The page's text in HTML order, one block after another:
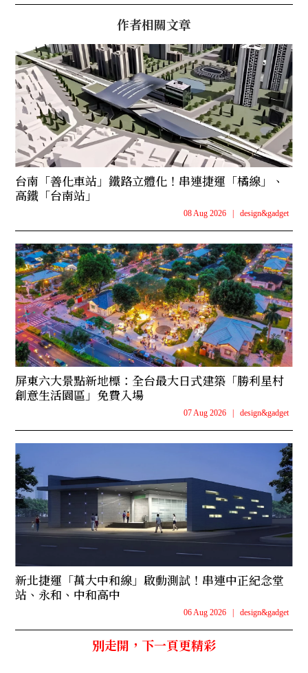
作者相關文章
台南「善化車站」鐵路立體化！串連捷運「橘線」、
高鐵「台南站」
08 Aug 2026 design&gadget
屏東六大景點新地標：全台最大日式建築「勝利星村
創意生活園區」免費入場
07 Aug 2026 design&gadget
新北捷運「萬大中和線」啟動測試！串連中正紀念堂
站、永和、中和高中
06 Aug 2026 design&gadget
別走開，下一頁更精彩